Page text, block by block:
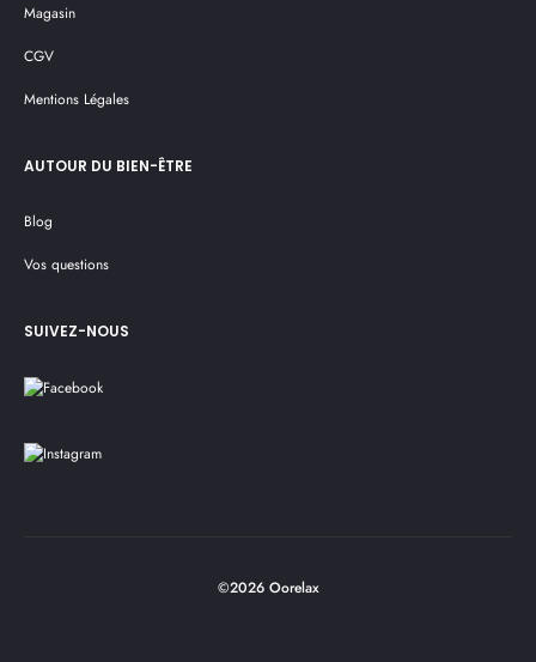
Magasin
CGV
Mentions Légales
AUTOUR DU BIEN-ÊTRE
Blog
Vos questions
SUIVEZ-NOUS
©2026 Oorelax